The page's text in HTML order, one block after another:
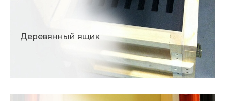
Деревянный ящик